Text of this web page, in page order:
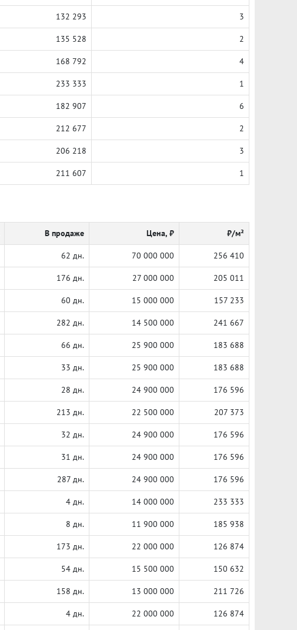
132 293 3
135 528 2
168 792 4
233 333 1
182 907 6
212 677 2
206 218 3
211 607 1
В продаже Цена, ₽ ₽/м²
62 дн. 70 000 000 256 410
176 дн. 27 000 000 205 011
60 дн. 15 000 000 157 233
282 дн. 14 500 000 241 667
66 дн. 25 900 000 183 688
33 дн. 25 900 000 183 688
28 дн. 24 900 000 176 596
213 дн. 22 500 000 207 373
32 дн. 24 900 000 176 596
31 дн. 24 900 000 176 596
287 дн. 24 900 000 176 596
4 дн. 14 000 000 233 333
8 дн. 11 900 000 185 938
173 дн. 22 000 000 126 874
54 дн. 15 500 000 150 632
158 дн. 13 000 000 211 726
4 дн. 22 000 000 126 874